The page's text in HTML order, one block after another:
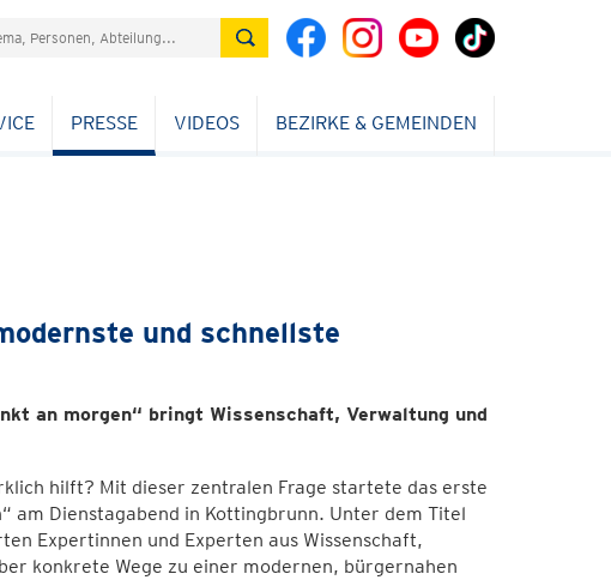
PRESSE VIDEOS BEZIRKE & GEMEINDEN
und schnellste
an morgen“ bringt Wissenschaft, Verwaltung und
hilft? Mit dieser zentralen Frage startete das erste
am Dienstagabend in Kottingbrunn. Unter dem Titel
Expertinnen und Experten aus Wissenschaft,
konkrete Wege zu einer modernen, bürgernahen